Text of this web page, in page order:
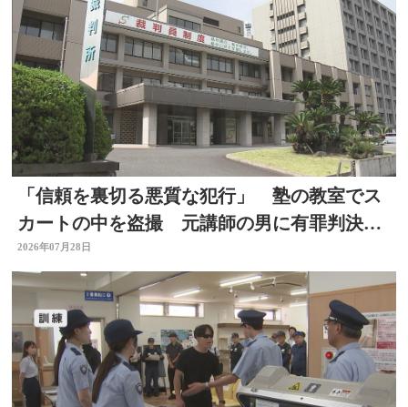
「信頼を裏切る悪質な犯行」 塾の教室でス
カートの中を盗撮 元講師の男に有罪判決
大分
2026年07月28日